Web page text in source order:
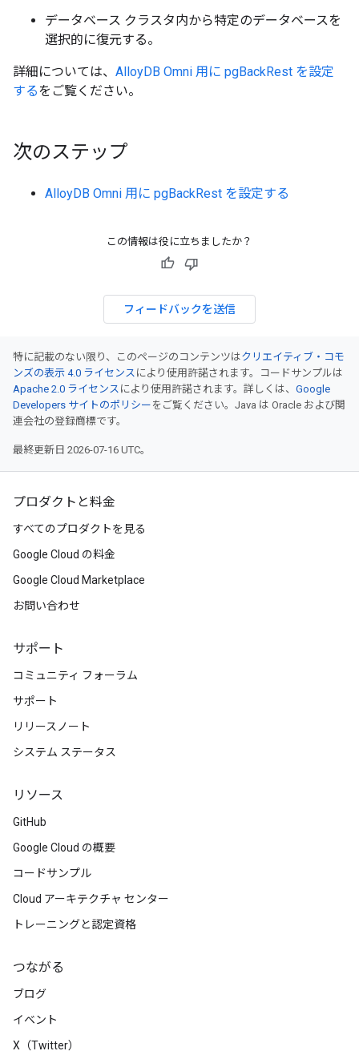
データベース クラスタ内から特定のデータベースを
選択的に復元する。
詳細については、 AlloyDB Omni 用に pgBackRest を設定
するをご覧ください。
次のステップ
AlloyDB Omni 用に pgBackRest を設定する
この情報は役に立ちましたか？
フィードバックを送信
特に記載のない限り、このページのコンテンツはクリエイティブ・コモ
ンズの表示 4.0 ライセンス により使用許諾されます。コードサンプルは
Apache 2.0 ライセンス により使用許諾されます。詳しくは、 Google
Developers サイトのポリシー をご覧ください。Java は Oracle および関
連会社の登録商標です。
最終更新日 2026-07-16 UTC。
プロダクトと料金
すべてのプロダクトを見る
Google Cloud の料金
Google Cloud Marketplace
お問い合わせ
サポート
コミュニティ フォーラム
サポート
リリースノート
システム ステータス
リソース
GitHub
Google Cloud の概要
コードサンプル
Cloud アーキテクチャ センター
トレーニングと認定資格
つながる
ブログ
イベント
X（Twitter）